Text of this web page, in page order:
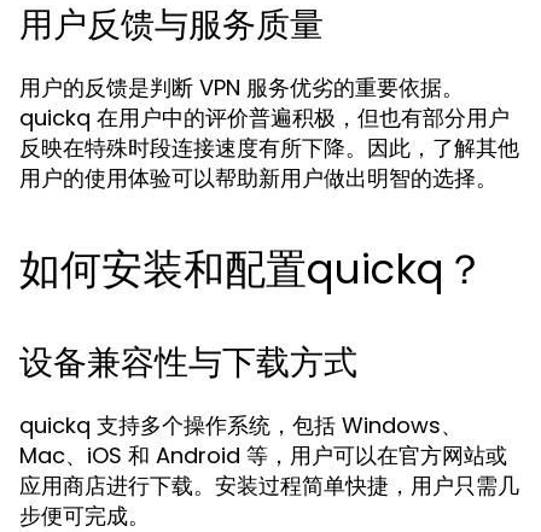
用户反馈与服务质量
用户的反馈是判断 VPN 服务优劣的重要依据。
quickq 在用户中的评价普遍积极，但也有部分用户
反映在特殊时段连接速度有所下降。因此，了解其他
用户的使用体验可以帮助新用户做出明智的选择。
如何安装和配置quickq？
设备兼容性与下载方式
quickq 支持多个操作系统，包括 Windows、
Mac、iOS 和 Android 等，用户可以在官方网站或
应用商店进行下载。安装过程简单快捷，用户只需几
步便可完成。